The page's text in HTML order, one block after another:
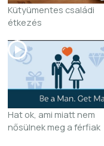
Kütyümentes családi
étkezés
Hat ok, ami miatt nem
nősülnek meg a férfiak